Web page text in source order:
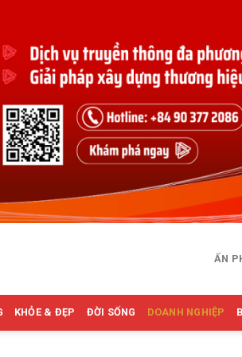
ẤN
KHỎE & ĐẸP ĐỜI SỐNG DOANH NGHIỆP